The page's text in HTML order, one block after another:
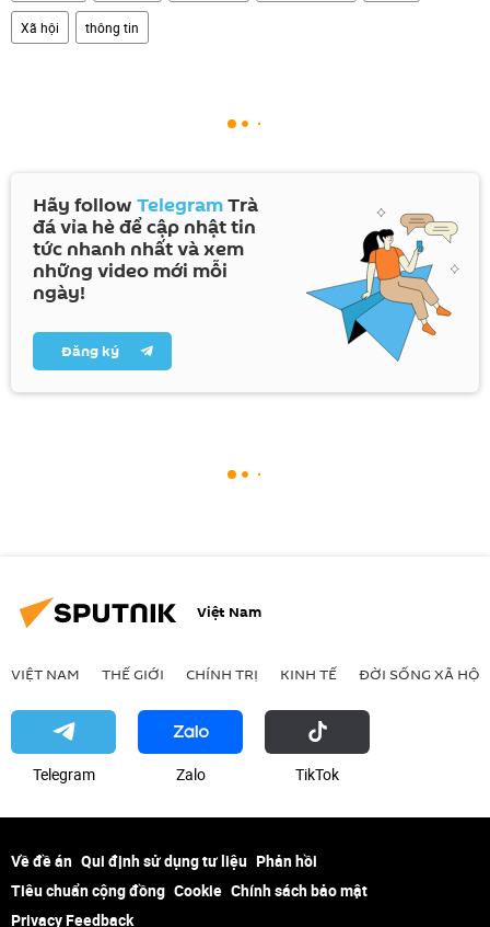
Xã hội thông tin
Hãy follow TelegramTrà
đá vỉa hè để cập nhật tin
tức nhanh nhất và xem
những video mới mỗi
ngày!
Đăng ký
Việt Nam
VIỆT NAM THẾ GIỚI CHÍNH TRỊ KINH TẾ ĐỜI SỐNG XÃ HỘI
Telegram Zalo ТikТоk
Về đề án Qui định sử dụng tư liệu Phản hồi
Tiêu chuẩn cộng đồng Cookie Chính sách bảo mật
Privacy Feedback